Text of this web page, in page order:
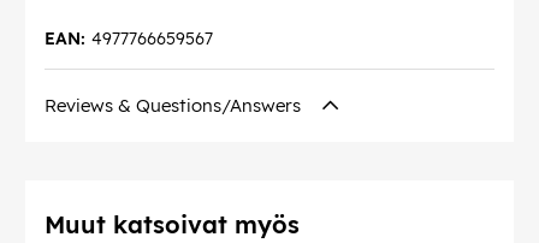
4977766659567
EAN:
Reviews & Questions/Answers
Muut katsoivat myös